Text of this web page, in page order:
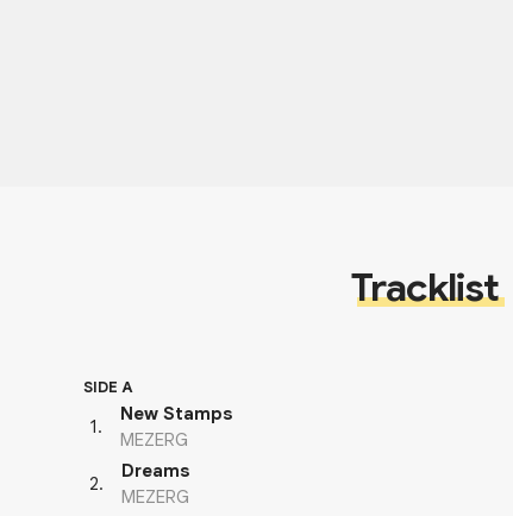
Tracklist
SIDE A
1.
New Stamps
MEZERG
2.
Dreams
MEZERG